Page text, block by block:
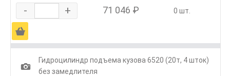
- + 71 046 ₽ 0 шт.
Ä
1
Гидроцилиндр подъема кузова 6520 (20т, 4 шток)
без замедлителя